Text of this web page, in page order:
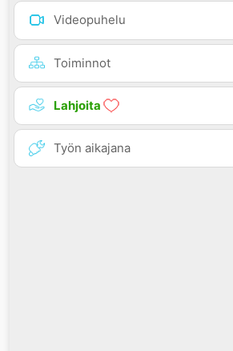
Videopuhelu
Toiminnot
Lahjoita
Työn aikajana